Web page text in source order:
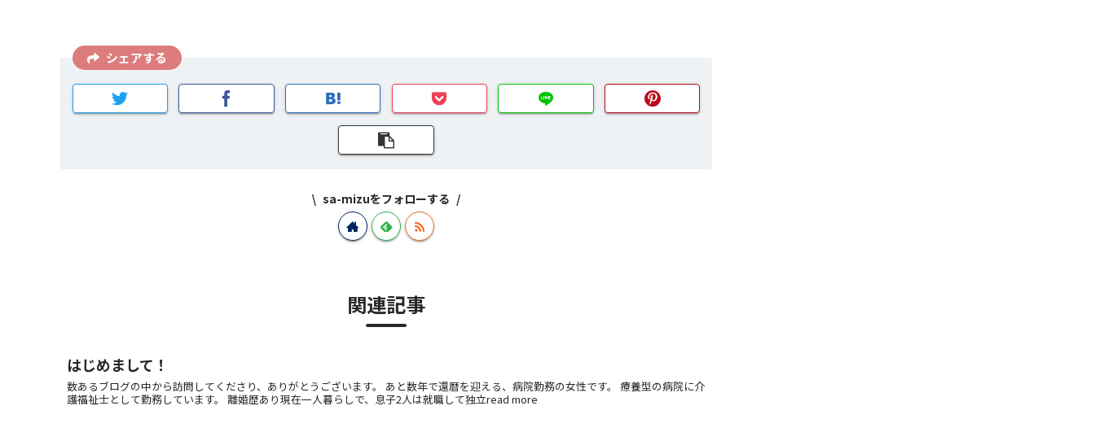
シェアする
sa-mizuをフォローする
関連記事
はじめまして！
数あるブログの中から訪問してくださり、ありがとうございます。 あと数年で還暦を迎える、病院勤務の女性です。 療養型の病院に介
護福祉士として勤務しています。 離婚歴あり現在一人暮らしで、息子2人は就職して独立read more